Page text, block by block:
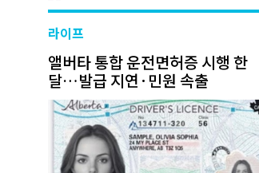
라이프
앨버타 통합 운전면허증 시행 한
달…발급 지연·민원 속출